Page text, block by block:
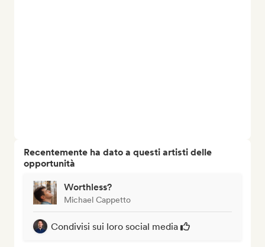
Recentemente ha dato a questi artisti delle
opportunità
Worthless?
Michael Cappetto
Condivisi sui loro social media